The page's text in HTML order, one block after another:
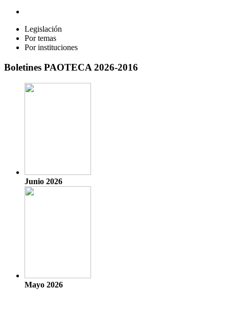
Legislación
Por temas
Por instituciones
Boletines PAOTECA 2026-2016
Junio 2026
Mayo 2026